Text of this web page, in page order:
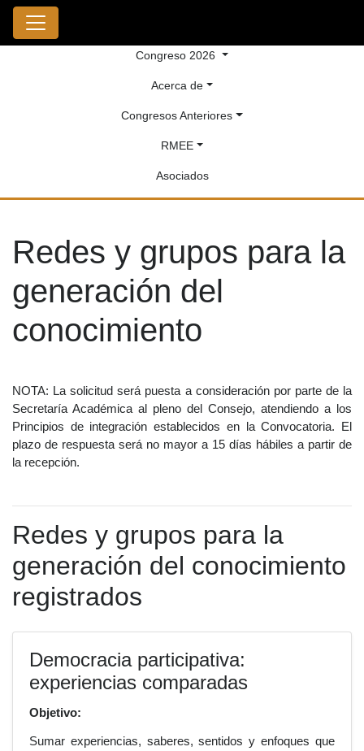
Congreso 2026
Acerca de
Congresos Anteriores
RMEE
Asociados
Redes y grupos para la
generación del
conocimiento
NOTA: La solicitud será puesta a consideración por parte de la
Secretaría Académica al pleno del Consejo, atendiendo a los
Principios de integración establecidos en la Convocatoria. El
plazo de respuesta será no mayor a 15 días hábiles a partir de
la recepción.
Redes y grupos para la
generación del conocimiento
registrados
Democracia participativa:
experiencias comparadas
Objetivo:
Sumar experiencias, saberes, sentidos y enfoques que